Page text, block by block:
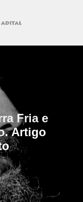
Fria e
Artigo